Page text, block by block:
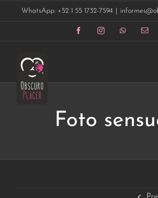
WhatsApp: +52 1 55 1732-7594
FacebookInstagramWhatsApp
Foto